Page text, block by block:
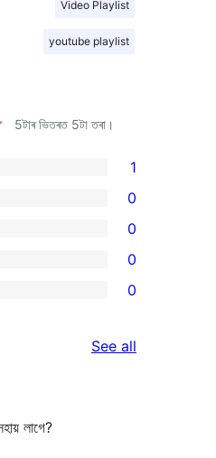
Video Playlist
youtube playlist
5টাৰ ভিতৰত 5টা তৰা।
1
0
0
0
0
See all
লাগে?